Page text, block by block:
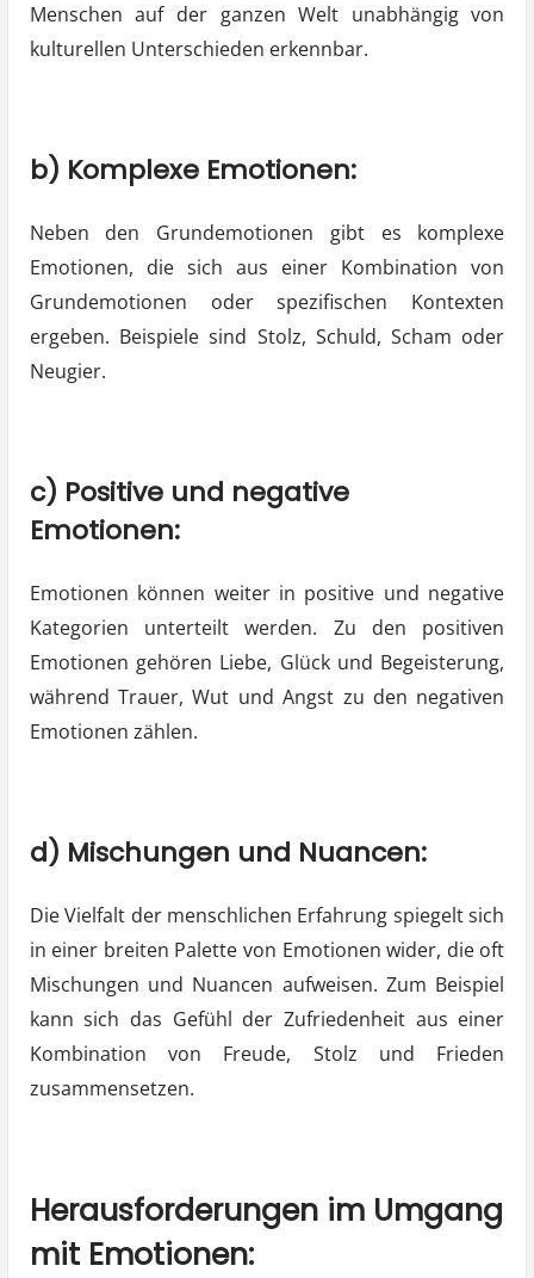
Menschen auf der ganzen Welt unabhängig von
kulturellen Unterschieden erkennbar.
b) Komplexe Emotionen:
Neben den Grundemotionen gibt es komplexe
Emotionen, die sich aus einer Kombination von
Grundemotionen oder spezifischen Kontexten
ergeben. Beispiele sind Stolz, Schuld, Scham oder
Neugier.
c) Positive und negative
Emotionen:
Emotionen können weiter in positive und negative
Kategorien unterteilt werden. Zu den positiven
Emotionen gehören Liebe, Glück und Begeisterung,
während Trauer, Wut und Angst zu den negativen
Emotionen zählen.
d) Mischungen und Nuancen:
Die Vielfalt der menschlichen Erfahrung spiegelt sich
in einer breiten Palette von Emotionen wider, die oft
Mischungen und Nuancen aufweisen. Zum Beispiel
kann sich das Gefühl der Zufriedenheit aus einer
Kombination von Freude, Stolz und Frieden
zusammensetzen.
Herausforderungen im Umgang
mit Emotionen: